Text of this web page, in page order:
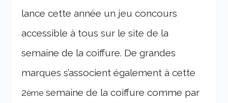
lance cette année un jeu concours
accessible à tous sur le site de la
semaine de la coiffure. De grandes
marques s’associent également à cette
2ème semaine de la coiffure comme par